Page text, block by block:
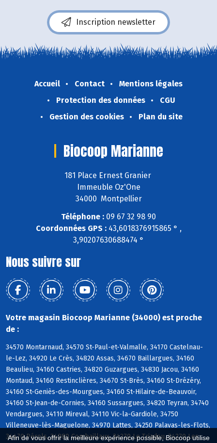
Afin de vous offrir la meilleure expérience possible, Biocoop utilise
Inscription newsletter
Accueil Contact
Mentions légales
Protection des données
CGU
Gestion des cookies
Plan du site
Biocoop Marianne
181 Place Ernest Granier
Immeuble Oz'One
34000 Montpellier
Téléphone : 09 67 32 98 90
Coordonnées GPS :43,6018376915865 ° ,
3,90207630688474 °
Nous suivre sur
Votre magasin Biocoop Marianne (34000) est proche
de :
34570 Montarnaud, 34570 St-Paul-et-Valmalle, 34170 Castelnau-
le-Lez, 34920 Le Crès, 34820 Assas, 34670 Baillargues, 34160
Beaulieu, 34160 Castries, 34820 Guzargues, 34830 Jacou, 34160
Montaud, 34160 Restinclières, 34670 St-Brès, 34160 St-Drézéry,
34160 St-Geniès-des-Mourgues, 34160 St-Hilaire-de-Beauvoir,
34160 St-Jean-de-Cornies, 34160 Sussargues, 34820 Teyran, 34740
Vendargues, 34110 Mireval, 34110 Vic-la-Gardiole, 34750
Villeneuve-lès-Maguelone, 34970 Lattes, 34250 Palavas-les-Flots,
34470 Pérols, 34980 Combaillaux, 34270 Le Triadou, 34270 Les